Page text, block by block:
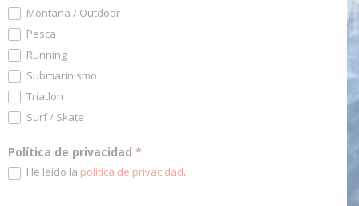
Montaña / Outdoor
Pesca
Running
Submarinismo
Triatlón
Surf / Skate
Política de privacidad *
He leído la política de privacidad.